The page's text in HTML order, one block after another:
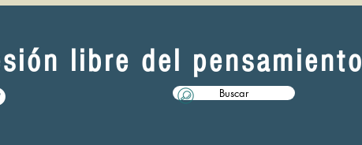
libre del pensamiento
Buscar